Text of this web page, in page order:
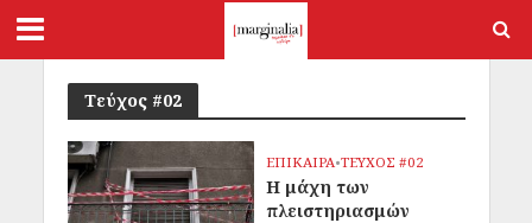
Τεύχος #02
ΕΠΙΚΑΙΡΑ•ΤΕΥΧΟΣ #02
Η μάχη των
πλειστηριασμών